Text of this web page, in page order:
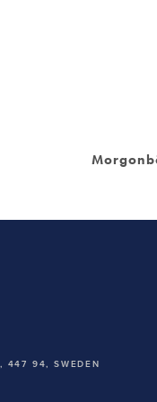
447 94, SWEDEN